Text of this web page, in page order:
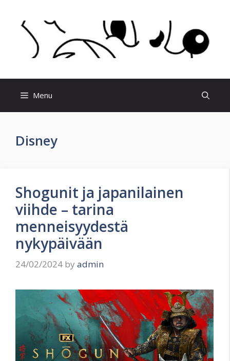
content
Menu
Disney
Shogunit ja japanilainen
viihde – tarina
menneisyydestä
nykypäivään
24/02/2024 by admin